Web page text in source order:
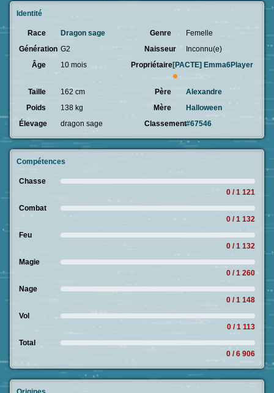
Identité
Race Dragon sage Genre
Femelle
Génération G2 Naisseur
Inconnu(e)
Âge
10 mois Propriétaire[PACTE] Emma6Player
Taille 162 cm Père
Alexandre
Poids
138 kg Mère
Halloween
Élevage
dragon sage Classement#67546
Compétences
Chasse
0 / 1 121
Combat
0 / 1 132
Feu
0 / 1 132
Magie
0 / 1 260
Nage
0 / 1 148
Vol
0 / 1 113
Total
0 / 6 906